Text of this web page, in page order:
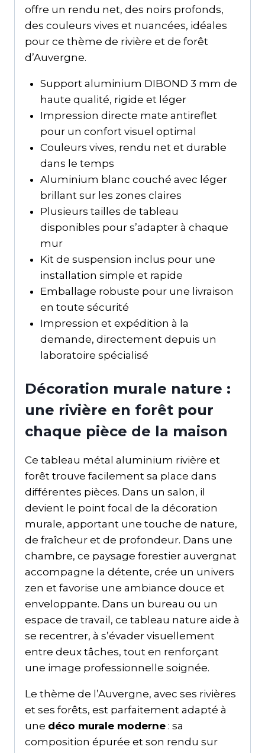
offre un rendu net, des noirs profonds,
des couleurs vives et nuancées, idéales
pour ce thème de rivière et de forêt
d’Auvergne.
Support aluminium DIBOND 3 mm de
haute qualité, rigide et léger
Impression directe mate antireflet
pour un confort visuel optimal
Couleurs vives, rendu net et durable
dans le temps
Aluminium blanc couché avec léger
brillant sur les zones claires
Plusieurs tailles de tableau
disponibles pour s’adapter à chaque
mur
Kit de suspension inclus pour une
installation simple et rapide
Emballage robuste pour une livraison
en toute sécurité
Impression et expédition à la
demande, directement depuis un
laboratoire spécialisé
Décoration murale nature :
une rivière en forêt pour
chaque pièce de la maison
Ce tableau métal aluminium rivière et
forêt trouve facilement sa place dans
différentes pièces. Dans un salon, il
devient le point focal de la décoration
murale, apportant une touche de nature,
de fraîcheur et de profondeur. Dans une
chambre, ce paysage forestier auvergnat
accompagne la détente, crée un univers
zen et favorise une ambiance douce et
enveloppante. Dans un bureau ou un
espace de travail, ce tableau nature aide à
se recentrer, à s’évader visuellement
entre deux tâches, tout en renforçant
une image professionnelle soignée.
Le thème de l’Auvergne, avec ses rivières
et ses forêts, est parfaitement adapté à
une déco murale moderne : sa
composition épurée et son rendu sur